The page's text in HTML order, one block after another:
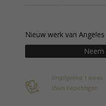
Nieuw werk van
Vrijblijvend 1 week
thuis bezichtigen